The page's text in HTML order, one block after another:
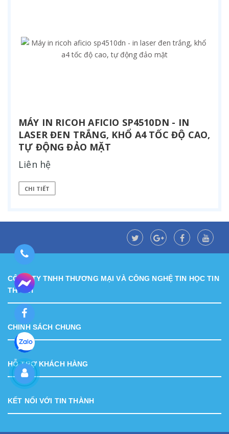
MÁY IN RICOH AFICIO SP4510DN - IN
LASER ĐEN TRẮNG, KHỔ A4 TỐC ĐỘ CAO,
TỰ ĐỘNG ĐẢO MẶT
Liên hệ
CHI TIẾT
CÔNG TY TNHH THƯƠNG MẠI VÀ CÔNG NGHỆ TIN HỌC TIN
THÀNH
CHINH SÁCH CHUNG
HỖ TRỢ KHÁCH HÀNG
KẾT NỐI VỚI TIN THÀNH